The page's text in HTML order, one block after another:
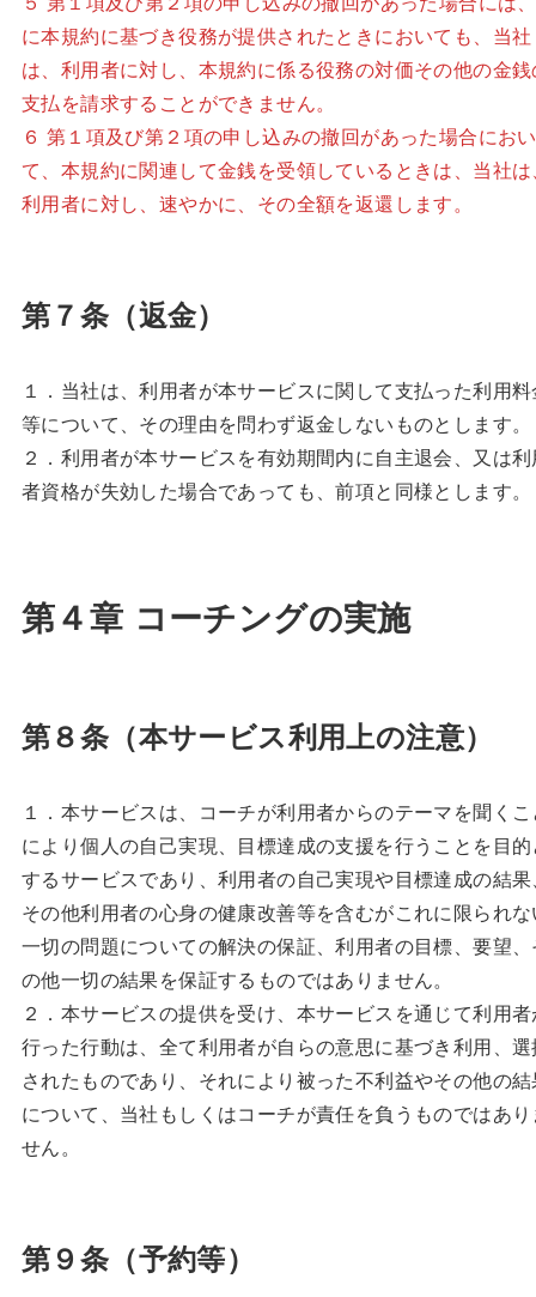
に本規約に基づき役務が提供されたときにおいても、当社
は、利用者に対し、本規約に係る役務の対価その他の金
支払を請求することができません。
６ 第１項及び第２項の申し込みの撤回があった場合におい
て、本規約に関連して金銭を受領しているときは、当社
利用者に対し、速やかに、その全額を返還します。
第７条（返金）
１．当社は、利用者が本サービスに関して支払った利用
等について、その理由を問わず返金しないものとします。
２．利用者が本サービスを有効期間内に自主退会、又は
者資格が失効した場合であっても、前項と同様とします。
第４章 コーチングの実施
第８条（本サービス利用上の注意）
１．本サービスは、コーチが利用者からのテーマを聞く
により個人の自己実現、目標達成の支援を行うことを目
するサービスであり、利用者の自己実現や目標達成の結
その他利用者の心身の健康改善等を含むがこれに限られ
一切の問題についての解決の保証、利用者の目標、要望
の他一切の結果を保証するものではありません。
２．本サービスの提供を受け、本サービスを通じて利用
行った行動は、全て利用者が自らの意思に基づき利用、
されたものであり、それにより被った不利益やその他の
について、当社もしくはコーチが責任を負うものではあ
せん。
第９条（予約等）